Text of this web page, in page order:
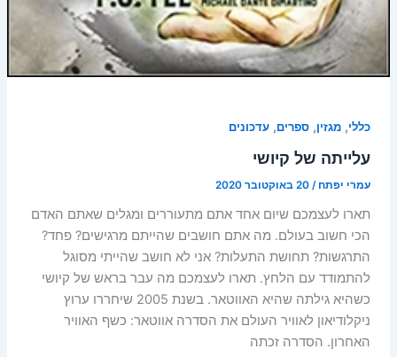
כללי, מגזין, ספרים, עדכונים
עלייתה של קיושי
עמרי יפתח/ 20 באוקטובר 2020
תארו לעצמכם שיום אחד אתם מתעוררים ומגלים שאתם האדם
הכי חשוב בעולם. מה אתם חושבים שהייתם מרגישים? פחד?
התרגשות? תחושת התעלות? אני לא חושב שהייתי מסוגל
להתמודד עם הלחץ. תארו לעצמכם מה עבר בראש של קיושי
כשהיא גילתה שהיא האווטאר. בשנת 2005 שיחררו ערוץ
ניקלודיאון לאוויר העולם את הסדרה אווטאר: כשף האוויר
האחרון. הסדרה זכתה